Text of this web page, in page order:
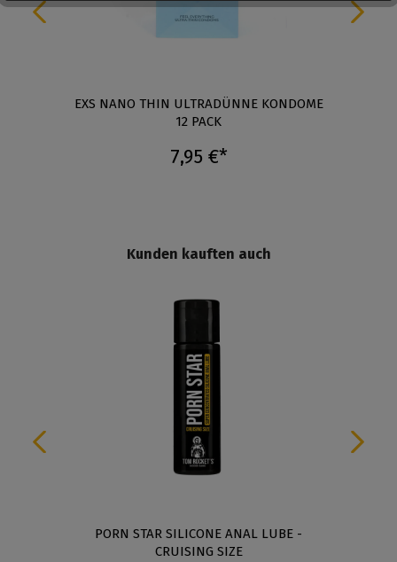
EXS NANO THIN ULTRADÜNNE KONDOME
12 PACK
7,95 €*
Kunden kauften auch
PORN STAR SILICONE ANAL LUBE -
CRUISING SIZE